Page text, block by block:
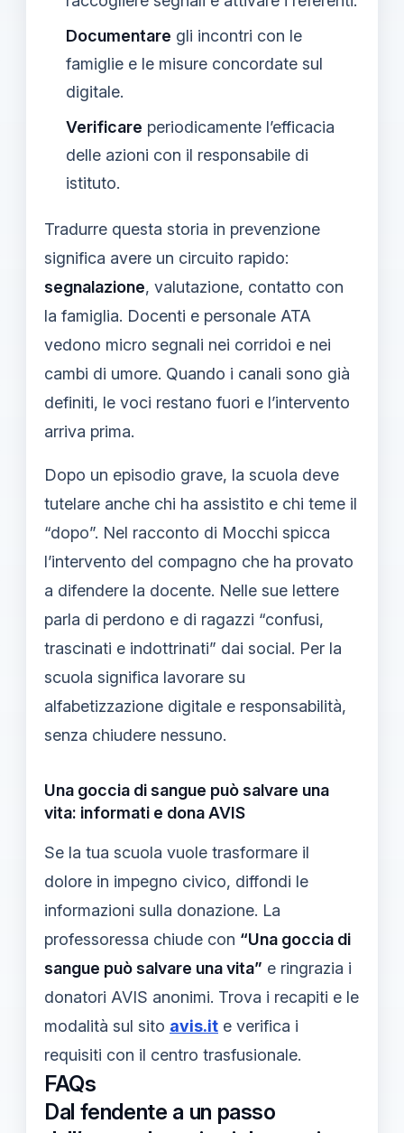
Documentare gli incontri con le
famiglie e le misure concordate sul
digitale.
Verificare periodicamente l’efficacia
delle azioni con il responsabile di
istituto.
Tradurre questa storia in prevenzione
significa avere un circuito rapido:
segnalazione, valutazione, contatto con
la famiglia. Docenti e personale ATA
vedono micro segnali nei corridoi e nei
cambi di umore. Quando i canali sono già
definiti, le voci restano fuori e l’intervento
arriva prima.
Dopo un episodio grave, la scuola deve
tutelare anche chi ha assistito e chi teme il
“dopo”. Nel racconto di Mocchi spicca
l’intervento del compagno che ha provato
a difendere la docente. Nelle sue lettere
parla di perdono e di ragazzi “confusi,
trascinati e indottrinati” dai social. Per la
scuola significa lavorare su
alfabetizzazione digitale e responsabilità,
senza chiudere nessuno.
Una goccia di sangue può salvare una
vita: informati e dona AVIS
Se la tua scuola vuole trasformare il
dolore in impegno civico, diffondi le
informazioni sulla donazione. La
professoressa chiude con “Una goccia di
sangue può salvare una vita” e ringrazia i
donatori AVIS anonimi. Trova i recapiti e le
modalità sul sito avis.it e verifica i
requisiti con il centro trasfusionale.
FAQs
Dal fendente a un passo